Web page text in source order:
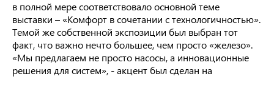
в полной мере соответствовало основной теме
выставки – «Комфорт в сочетании с технологичностью».
Темой же собственной экспозиции был выбран тот
факт, что важно нечто большее, чем просто «железо».
«Мы предлагаем не просто насосы, а инновационные
решения для систем», - акцент был сделан на